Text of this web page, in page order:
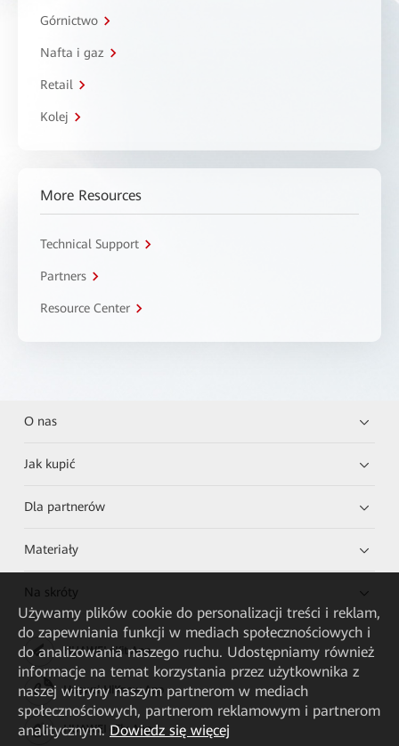
Górnictwo
Nafta i gaz
Retail
Kolej
More Resources
Technical Support
Partners
Resource Center
O nas
Jak kupić
Dla partnerów
Materiały
Na skróty
HUAWEI eKit App
Huawei HiKnow App
HUAWEI eFly App
Używamy plików cookie do personalizacji treści i reklam,
do zapewniania funkcji w mediach społecznościowych i
do analizowania naszego ruchu. Udostępniamy również
informacje na temat korzystania przez użytkownika z
naszej witryny naszym partnerom w mediach
społecznościowych, partnerom reklamowym i partnerom
analitycznym. Dowiedz się więcej